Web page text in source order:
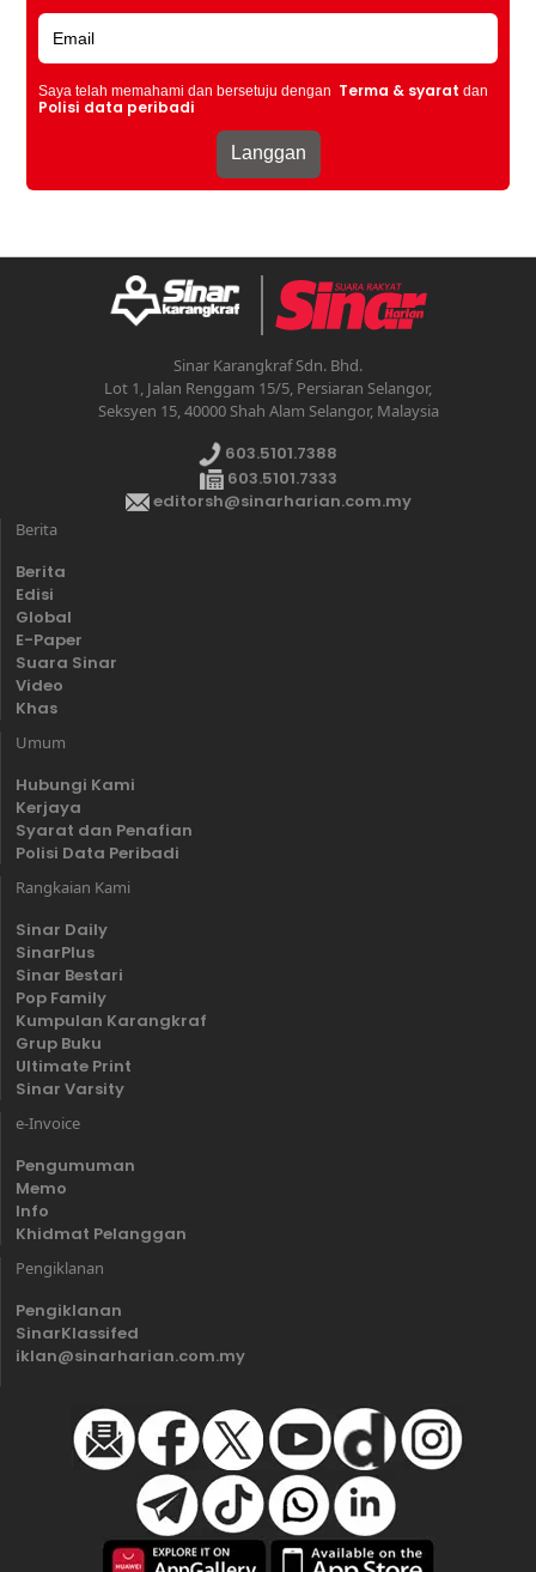
Saya telah memahami dan bersetuju dengan Terma & syarat dan
Polisi data peribadi
Sinar Karangkraf Sdn. Bhd.
Lot 1, Jalan Renggam 15/5, Persiaran Selangor,
Seksyen 15, 40000 Shah Alam Selangor, Malaysia
603.5101.7388
603.5101.7333
editorsh@sinarharian.com.my
Berita
Berita
Edisi
Global
E-Paper
Suara Sinar
Video
Khas
Umum
Hubungi Kami
Kerjaya
Syarat dan Penafian
Polisi Data Peribadi
Rangkaian Kami
Sinar Daily
SinarPlus
Sinar Bestari
Pop Family
Kumpulan Karangkraf
Grup Buku
Ultimate Print
Sinar Varsity
e-Invoice
Pengumuman
Memo
Info
Khidmat Pelanggan
Pengiklanan
Pengiklanan
SinarKlassifed
iklan@sinarharian.com.my